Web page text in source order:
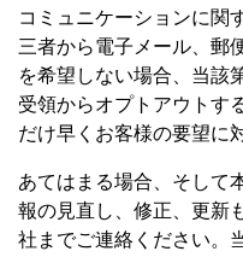
コミュニケーションに関
三者から電子メール、郵
を希望しない場合、当該
受領からオプトアウトす
だけ早くお客様の要望に
あてはまる場合、そして
報の見直し、修正、更新
社までご連絡ください。